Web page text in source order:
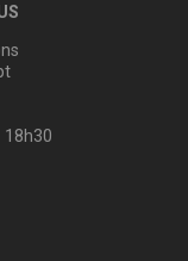
18h30